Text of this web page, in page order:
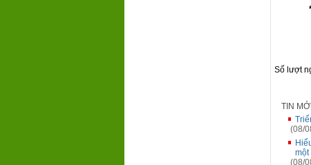
Số lượt
TIN
(08/
một
(08/